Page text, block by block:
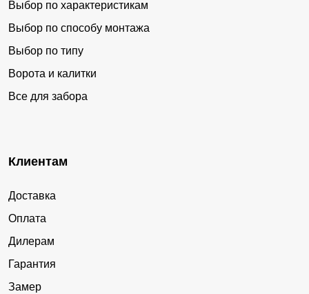
Выбор по характеристикам
Выбор по способу монтажа
Выбор по типу
Ворота и калитки
Все для забора
Клиентам
Доставка
Оплата
Дилерам
Гарантия
Замер